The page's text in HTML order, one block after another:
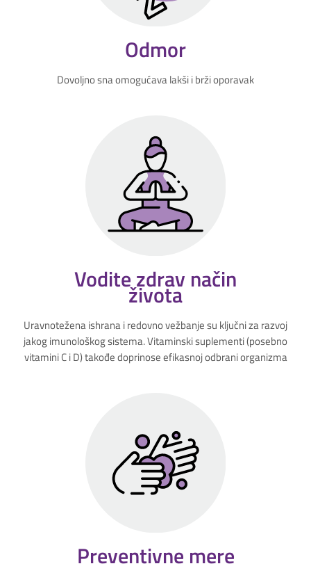
Odmor
Dovoljno sna omogućava lakši i brži oporavak
Vodite zdrav način
života
Uravnotežena ishrana i redovno vežbanje su ključni za razvoj
jakog imunološkog sistema. Vitaminski suplementi (posebno
vitamini C i D) takođe doprinose efikasnoj odbrani organizma
Preventivne mere